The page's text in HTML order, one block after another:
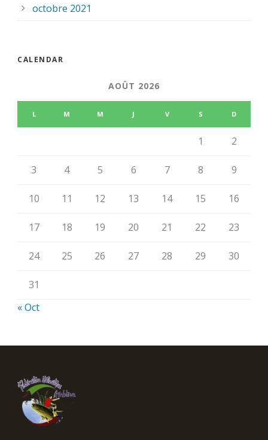
octobre 2021
CALENDAR
AOÛT 2026
L M M J V S D
1 2
3 4 5 6 7 8 9
10 11 12 13 14 15 16
17 18 19 20 21 22 23
24 25 26 27 28 29 30
31
« Oct